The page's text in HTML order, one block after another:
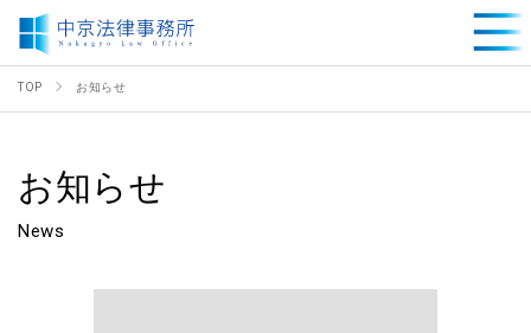
TOP お知らせ
お知らせ
News